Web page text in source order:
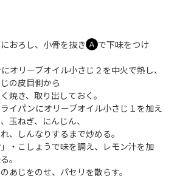
おろし、小骨を抜き Ａ で下味をつけ
オリーブオイル小さじ２を中火で熱し、
じの皮目側から
焼き、取り出しておく。
ライパンにオリーブオイル小さじ１を加え
玉ねぎ、にんじん、
、しんなりするまで炒める。
」・こしょうで味を調え、レモン汁を加
。
あじをのせ、パセリを散らす。